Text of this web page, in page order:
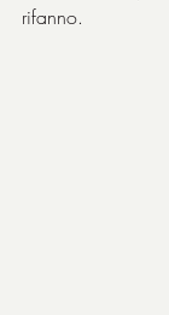
rifanno.